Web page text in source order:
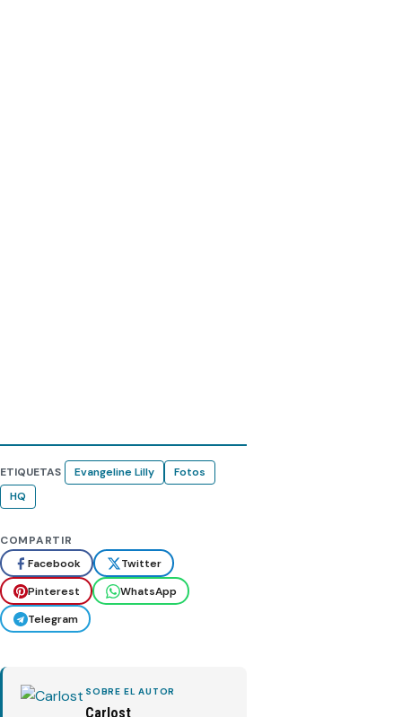
ETIQUETAS Evangeline Lilly
Fotos
HQ
COMPARTIR
Facebook
Twitter
Pinterest
WhatsApp
Telegram
SOBRE EL AUTOR
Carlost